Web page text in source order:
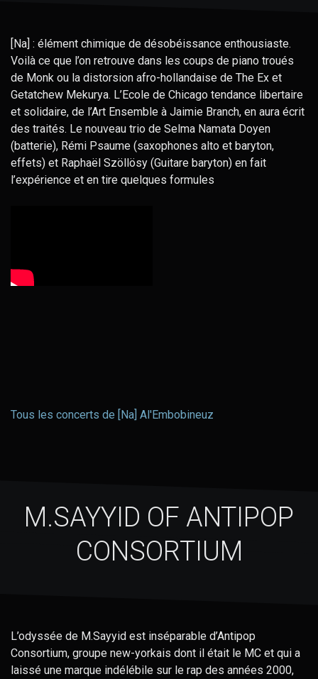
[Na] : élément chimique de désobéissance enthousiaste.
Voilà ce que l’on retrouve dans les coups de piano troués
de Monk ou la distorsion afro-hollandaise de The Ex et
Getatchew Mekurya. L’Ecole de Chicago tendance libertaire
et solidaire, de l’Art Ensemble à Jaimie Branch, en aura écrit
des traités. Le nouveau trio de Selma Namata Doyen
(batterie), Rémi Psaume (saxophones alto et baryton,
effets) et Raphaël Szöllösy (Guitare baryton) en fait
l’expérience et en tire quelques formules
Tous les concerts de [Na] Al'Embobineuz
M.SAYYID OF ANTIPOP
CONSORTIUM
L’odyssée de M.Sayyid est inséparable d’Antipop
Consortium, groupe new-yorkais dont il était le MC et qui a
laissé une marque indélébile sur le rap des années 2000,